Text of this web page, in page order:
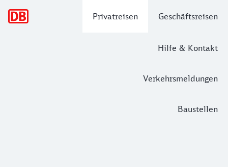
Privatreisen Geschäftsreisen
Hilfe & Kontakt
Verkehrsmeldungen
Baustellen